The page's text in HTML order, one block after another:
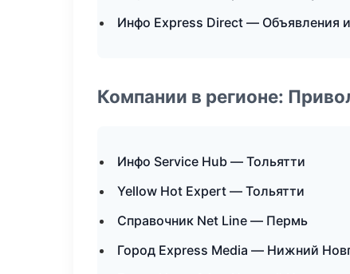
Инфо Express Direct — Объявления
Компании в регионе:
Инфо Service Hub — Тольятти
Yellow Hot Expert — Тольятти
Справочник Net Line — Пермь
Город Express Media — Нижний